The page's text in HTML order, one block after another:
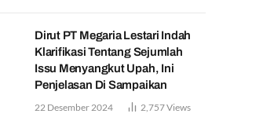
Dirut PT Megaria Lestari Indah
Klarifikasi Tentang Sejumlah
Issu Menyangkut Upah, Ini
Penjelasan Di Sampaikan
22 Desember 2024 2,757Views